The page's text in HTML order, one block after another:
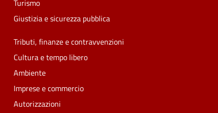
Turismo
Giustizia e sicurezza pubblica
Tributi, finanze e contravvenzioni
Cultura e tempo libero
Ambiente
Imprese e commercio
Autorizzazioni